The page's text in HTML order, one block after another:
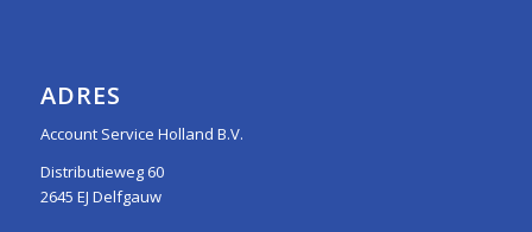
ADRES
Account Service Holland B.V.
Distributieweg 60
2645 EJ Delfgauw